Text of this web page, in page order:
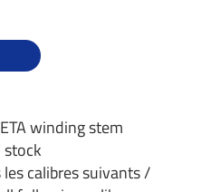
winding stem
calibres suivants /